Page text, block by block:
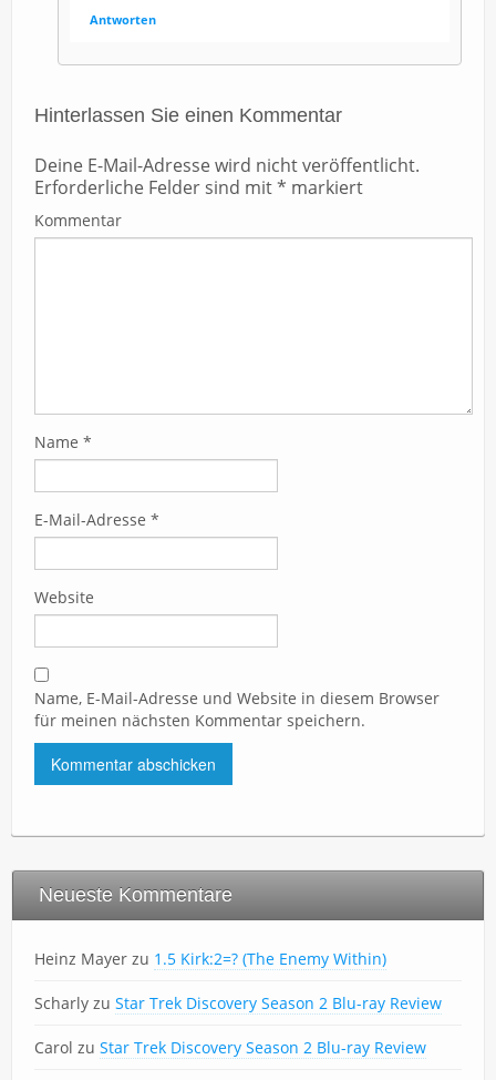
Antworten
Hinterlassen Sie einen Kommentar
Deine E-Mail-Adresse wird nicht veröffentlicht.
Erforderliche Felder sind mit* markiert
Kommentar
Name *
E-Mail-Adresse *
Website
Name, E-Mail-Adresse und Website in diesem Browser
für meinen nächsten Kommentar speichern.
Neueste Kommentare
Heinz Mayer zu 1.5 Kirk:2=? (The Enemy Within)
Scharly zu Star Trek Discovery Season 2 Blu-ray Review
Carol zu Star Trek Discovery Season 2 Blu-ray Review